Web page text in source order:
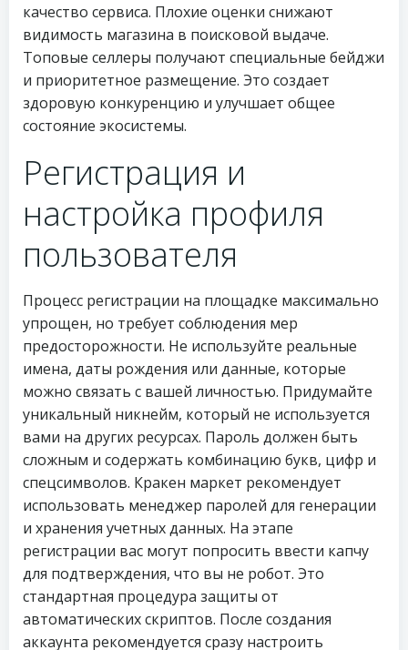
качество сервиса. Плохие оценки снижают
видимость магазина в поисковой выдаче.
Топовые селлеры получают специальные бейджи
и приоритетное размещение. Это создает
здоровую конкуренцию и улучшает общее
состояние экосистемы.
Регистрация и
настройка профиля
пользователя
Процесс регистрации на площадке максимально
упрощен, но требует соблюдения мер
предосторожности. Не используйте реальные
имена, даты рождения или данные, которые
можно связать с вашей личностью. Придумайте
уникальный никнейм, который не используется
вами на других ресурсах. Пароль должен быть
сложным и содержать комбинацию букв, цифр и
спецсимволов. Кракен маркет рекомендует
использовать менеджер паролей для генерации
и хранения учетных данных. На этапе
регистрации вас могут попросить ввести капчу
для подтверждения, что вы не робот. Это
стандартная процедура защиты от
автоматических скриптов. После создания
аккаунта рекомендуется сразу настроить